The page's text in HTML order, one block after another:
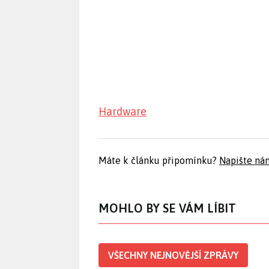
Hardware
Máte k článku připomínku? Napište
MOHLO BY SE VÁM LÍBIT
VŠECHNY NEJNOVĚJŠÍ ZPRÁVY